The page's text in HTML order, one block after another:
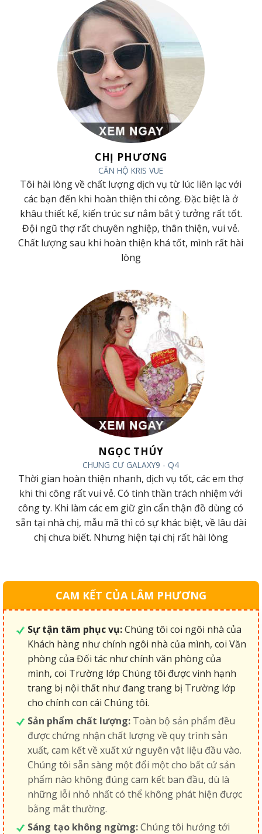
CHỊ PHƯƠNG
CĂN HỘ KRIS VUE
Tôi hài lòng về chất lượng dịch vụ từ lúc liên lạc với
các bạn đến khi hoàn thiện thi công. Đặc biệt là ở
khâu thiết kế, kiến trúc sư nắm bắt ý tưởng rất tốt.
Đội ngũ thợ rất chuyên nghiệp, thân thiện, vui vẻ.
Chất lượng sau khi hoàn thiện khá tốt, mình rất hài
lòng
NGỌC THÚY
CHUNG CƯ GALAXY9 - Q4
Thời gian hoàn thiện nhanh, dịch vụ tốt, các em thợ
khi thi công rất vui vẻ. Có tinh thần trách nhiệm với
công ty. Khi làm các em giữ gìn cẩn thận đồ dùng có
sẵn tại nhà chị, mẫu mã thì có sự khác biệt, về lâu dài
chị chưa biết. Nhưng hiện tại chị rất hài lòng
CAM KẾT CỦA LÂM PHƯƠNG
Sự tận tâm phục vụ:Chúng tôi coi ngôi nhà của
Khách hàng như chính ngôi nhà của mình, coi Văn
phòng của Đối tác như chính văn phòng của
mình, coi Trường lớp Chúng tôi được vinh hạnh
trang bị nội thất như đang trang bị Trường lớp
cho chính con cái Chúng tôi.
Sản phẩm chất lượng:Toàn bộ sản phẩm đều
được chứng nhận chất lượng về quy trình sản
xuất, cam kết về xuất xứ nguyên vật liệu đầu vào.
Chúng tôi sẵn sàng một đổi một cho bất cứ sản
phẩm nào không đúng cam kết ban đầu, dù là
những lỗi nhỏ nhất có thể không phát hiện được
bằng mắt thường.
Sáng tạo không ngừng:Chúng tôi hướng tới